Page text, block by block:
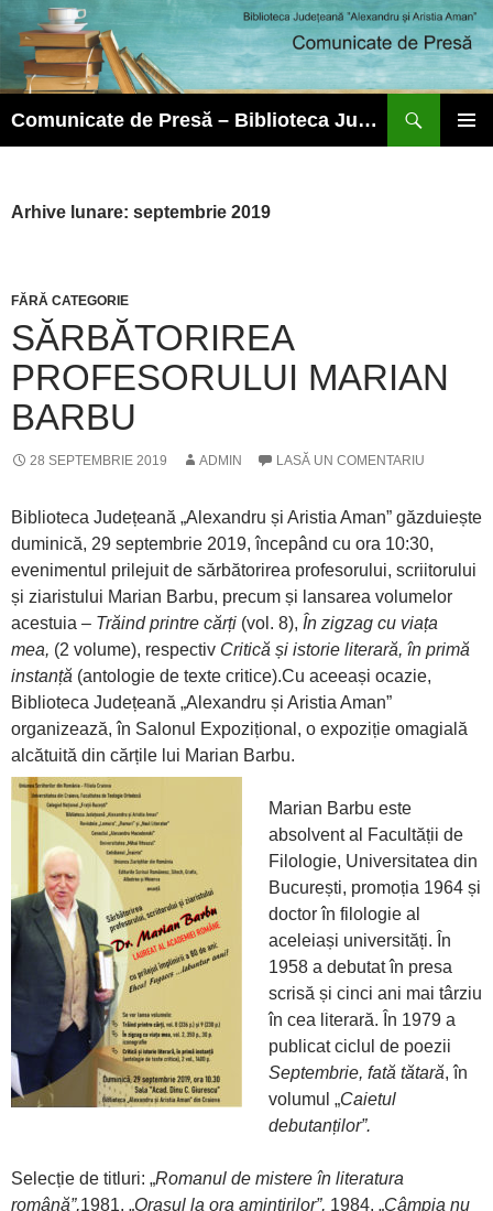
Comunicate de Presă – Biblioteca Județeană ”Alexandru și Aristia Aman”
Arhive lunare: septembrie 2019
FĂRĂ CATEGORIE
SĂRBĂTORIREA
PROFESORULUI MARIAN
BARBU
28 SEPTEMBRIE 2019 ADMIN LASĂ UN COMENTARIU
Biblioteca Județeană „Alexandru și Aristia Aman” găzduiește
duminică, 29 septembrie 2019, începând cu ora 10:30,
evenimentul prilejuit de sărbătorirea profesorului, scriitorului
și ziaristului Marian Barbu, precum și lansarea volumelor
acestuia – Trăind printre cărți (vol. 8), În zigzag cu viața
mea, (2 volume), respectiv Critică și istorie literară, în primă
instanță (antologie de texte critice).Cu aceeași ocazie,
Biblioteca Județeană „Alexandru și Aristia Aman”
organizează, în Salonul Expozițional, o expoziție omagială
alcătuită din cărțile lui Marian Barbu.
Marian Barbu este
absolvent al Facultății de
Filologie, Universitatea din
București, promoția 1964 și
doctor în filologie al
aceleiași universități. În
1958 a debutat în presa
scrisă și cinci ani mai târziu
în cea literară. În 1979 a
publicat ciclul de poezii
Septembrie, fată tătară, în
volumul „Caietul
debutanților”.
Selecție de titluri: „Romanul de mistere în literatura
română”,1981, „Orașul la ora amintirilor”, 1984, „Câmpia nu